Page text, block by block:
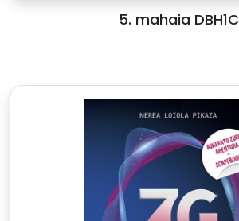
5. mahaia DBH1C